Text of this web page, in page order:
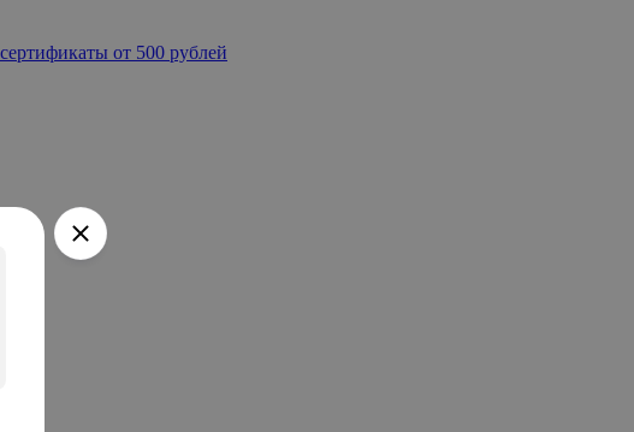
от 500 рублей